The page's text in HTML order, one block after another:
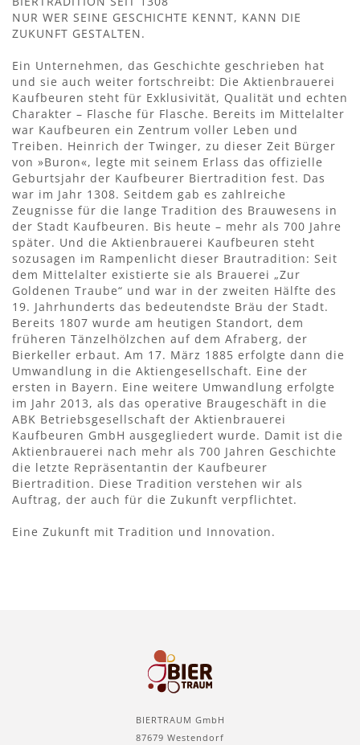
NUR WER SEINE GESCHICHTE KENNT, KANN DIE
ZUKUNFT GESTALTEN.
Ein Unternehmen, das Geschichte geschrieben hat
und sie auch weiter fortschreibt: Die Aktienbrauerei
Kaufbeuren steht für Exklusivität, Qualität und echten
Charakter – Flasche für Flasche. Bereits im Mittelalter
war Kaufbeuren ein Zentrum voller Leben und
Treiben. Heinrich der Twinger, zu dieser Zeit Bürger
von »Buron«, legte mit seinem Erlass das offizielle
Geburtsjahr der Kaufbeurer Biertradition fest. Das
war im Jahr 1308. Seitdem gab es zahlreiche
Zeugnisse für die lange Tradition des Brauwesens in
der Stadt Kaufbeuren. Bis heute – mehr als 700 Jahre
später. Und die Aktienbrauerei Kaufbeuren steht
sozusagen im Rampenlicht dieser Brautradition: Seit
dem Mittelalter existierte sie als Brauerei „Zur
Goldenen Traube“ und war in der zweiten Hälfte des
19. Jahrhunderts das bedeutendste Bräu der Stadt.
Bereits 1807 wurde am heutigen Standort, dem
früheren Tänzelhölzchen auf dem Afraberg, der
Bierkeller erbaut. Am 17. März 1885 erfolgte dann die
Umwandlung in die Aktiengesellschaft. Eine der
ersten in Bayern. Eine weitere Umwandlung erfolgte
im Jahr 2013, als das operative Braugeschäft in die
ABK Betriebsgesellschaft der Aktienbrauerei
Kaufbeuren GmbH ausgegliedert wurde. Damit ist die
Aktienbrauerei nach mehr als 700 Jahren Geschichte
die letzte Repräsentantin der Kaufbeurer
Biertradition. Diese Tradition verstehen wir als
Auftrag, der auch für die Zukunft verpflichtet.
Eine Zukunft mit Tradition und Innovation.
BIERTRAUM GmbH
87679 Westendorf